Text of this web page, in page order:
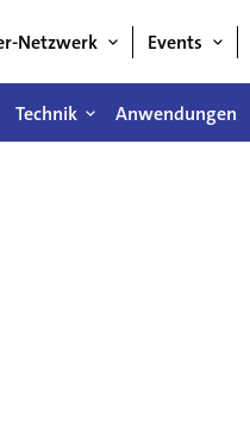
Netzwerk Events
Technik Anwendungen